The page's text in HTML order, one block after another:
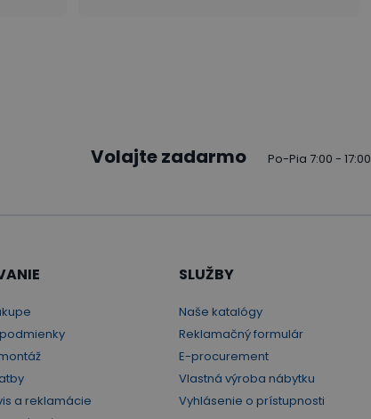
Volajte zadarmo Po-Pia 7:00 - 17:00
a reklamácie
SLUŽBY
Naše katalógy
Reklamačný formulár
E-procurement
Vlastná výroba nábytku
Vyhlásenie o prístupnosti